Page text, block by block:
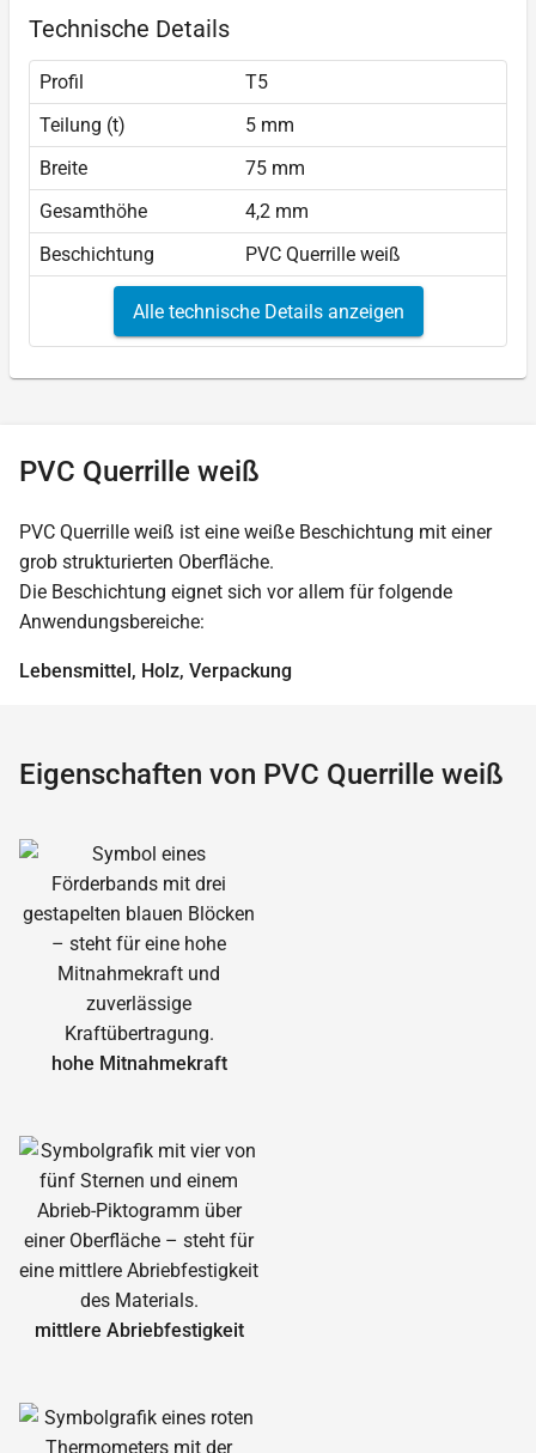
Technische Details
Profil
T5
Teilung (t)
5 mm
Breite
75 mm
Gesamthöhe
4,2 mm
Beschichtung
PVC Querrille weiß
Alle technische Details anzeigen
PVC Querrille weiß
PVC Querrille weiß ist eine weiße Beschichtung mit einer
grob strukturierten Oberfläche.
Die Beschichtung eignet sich vor allem für folgende
Anwendungsbereiche:
Lebensmittel, Holz, Verpackung
Eigenschaften von PVC Querrille weiß
hohe Mitnahmekraft
mittlere Abrieb­festigkeit